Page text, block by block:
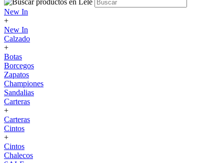
New In
+
New In
Calzado
+
Botas
Borcegos
Zapatos
Championes
Sandalias
Carteras
+
Carteras
Cintos
+
Cintos
Chalecos